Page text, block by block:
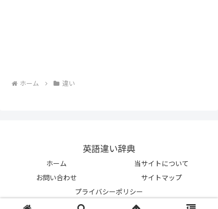
ホーム 違い
英語違い辞典
ホーム
当サイトについて
お問い合わせ
サイトマップ
プライバシーポリシー